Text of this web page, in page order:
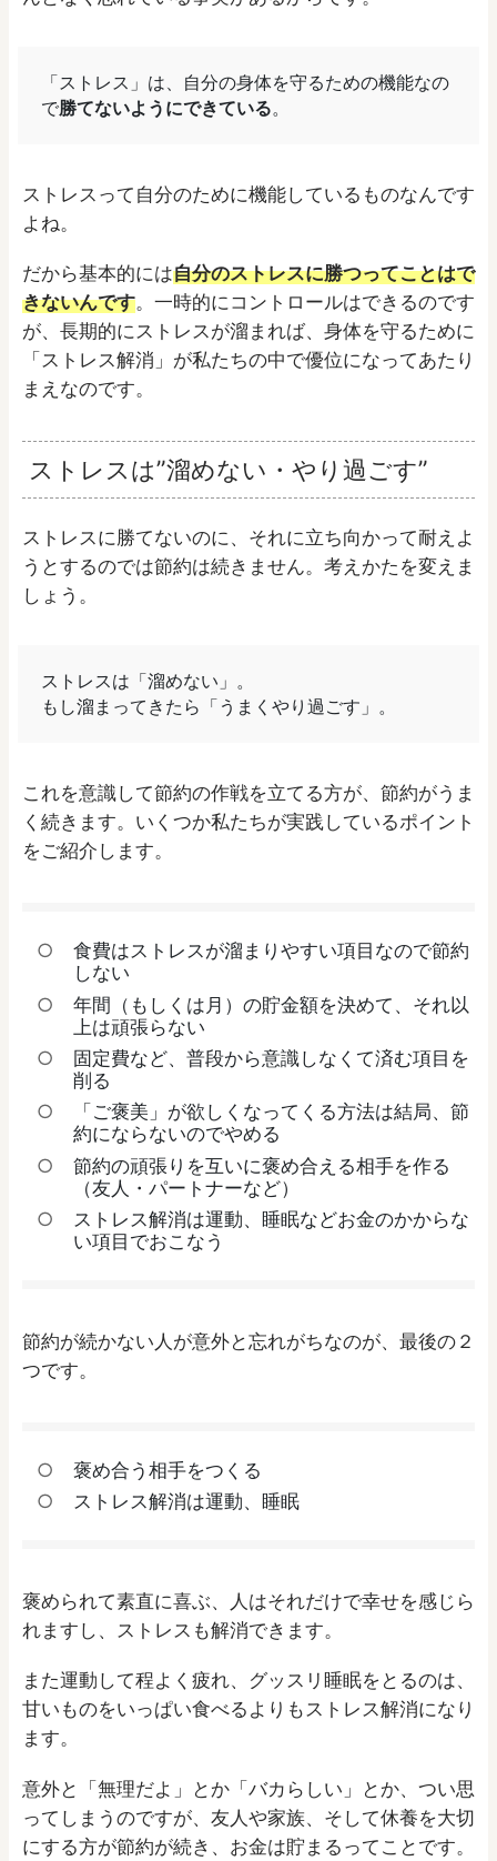
「ストレス」は、自分の身体を守るための機能なの
で勝てないようにできている。
ストレスって自分のために機能しているものなんです
よね。
だから基本的には自分のストレスに勝つってことはで
きないんです。一時的にコントロールはできるのです
が、長期的にストレスが溜まれば、身体を守るために
「ストレス解消」が私たちの中で優位になってあたり
まえなのです。
ストレスは”溜めない・やり過ごす”
ストレスに勝てないのに、それに立ち向かって耐えよ
うとするのでは節約は続きません。考えかたを変えま
しょう。
ストレスは「溜めない」。
もし溜まってきたら「うまくやり過ごす」。
これを意識して節約の作戦を立てる方が、節約がうま
く続きます。いくつか私たちが実践しているポイント
をご紹介します。
食費はストレスが溜まりやすい項目なので節約
しない
年間（もしくは月）の貯金額を決めて、それ以
上は頑張らない
固定費など、普段から意識しなくて済む項目を
削る
「ご褒美」が欲しくなってくる方法は結局、節
約にならないのでやめる
節約の頑張りを互いに褒め合える相手を作る
（友人・パートナーなど）
ストレス解消は運動、睡眠などお金のかからな
い項目でおこなう
節約が続かない人が意外と忘れがちなのが、最後の２
つです。
褒め合う相手をつくる
ストレス解消は運動、睡眠
褒められて素直に喜ぶ、人はそれだけで幸せを感じら
れますし、ストレスも解消できます。
また運動して程よく疲れ、グッスリ睡眠をとるのは、
甘いものをいっぱい食べるよりもストレス解消になり
ます。
意外と「無理だよ」とか「バカらしい」とか、つい思
ってしまうのですが、友人や家族、そして休養を大切
にする方が節約が続き、お金は貯まるってことです。